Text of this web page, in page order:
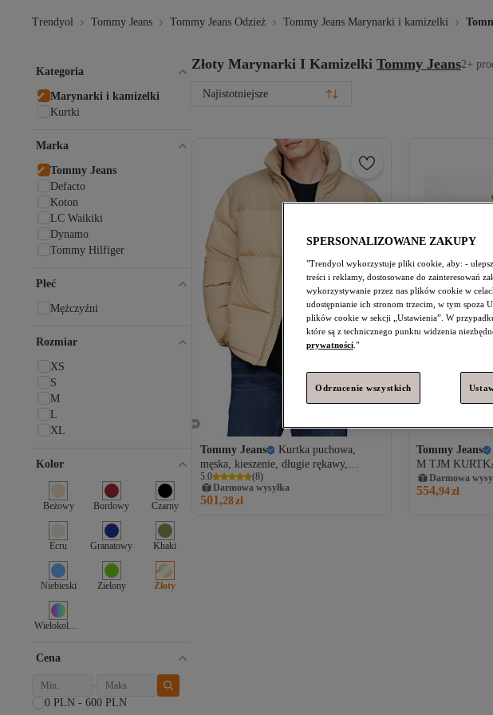
Trendyol Tommy Jeans Tommy Jeans Odzież Tommy Jeans Marynarki i kamizelki
Złoty Marynarki I Kamizelki Tommy Jeans2+
Najistotniejsze
Tommy Jeans
Kurtka puchowa,
męska, kieszenie, długie rękawy,
jednolity kolor, z logo, zapięcie na
suwak
5.0 (8)
Darmowa wysyłka
501,28zł
Tommy Jeans
M TJM
Darmowa
554,94zł
Kategoria
Marynarki i kamizelki
Kurtki
Marka
Tommy Jeans
Defacto
Koton
LC Waikiki
Dynamo
Tommy Hilfiger
Płeć
Mężczyźni
Rozmiar
XS
S
M
L
XL
Kolor
Beżowy Bordowy Czarny
Ecru Granatowy Khaki
Niebieski Zielony Złoty
Wielokolorowy
Cena
0 PLN - 600 PLN
SPERSONALIZOWANE ZAKUPY
"Trendyol wykorzystuje pliki cookie, aby: -
treści i reklamy, dostosowane do zainteresowań
wykorzystywanie przez nas plików cookie w
udostępnianie ich stronom trzecim, w tym spoza
plików cookie w sekcji „Ustawienia”. W
które są z technicznego punktu widzenia
prywatności ."
Odrzucenie wszystkich